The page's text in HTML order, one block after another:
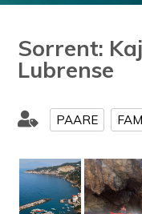
Sorrent:
Lubrense
PAARE